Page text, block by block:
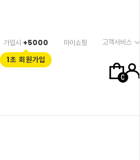
0
가입시 +5000
1초 회원가입
마이쇼핑 고객서비스